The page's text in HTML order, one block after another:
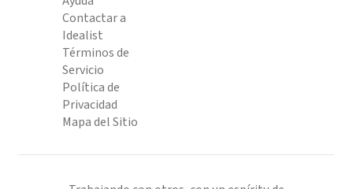
Contactar a
Idealist
Términos de
Servicio
Política de
Privacidad
Mapa del Sitio